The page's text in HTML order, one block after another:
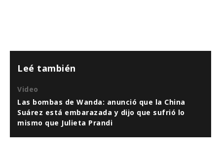
Leé también
Video
Las bombas de Wanda: anunció que la China
Suárez está embarazada y dijo que sufrió lo
mismo que Julieta Prandi